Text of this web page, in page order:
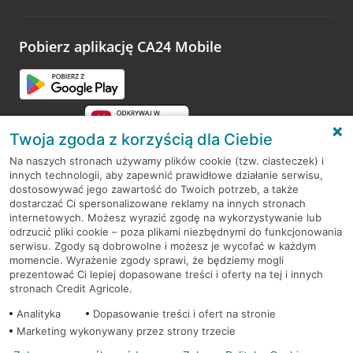
opinie.
Pobierz aplikację CA24 Mobile
RODO
Regulamin serwisu
Mapa serwisu
PolitykaCookies
Twoja zgoda z korzyścią dla Ciebie
Na naszych stronach używamy plików cookie (tzw. ciasteczek) i
innych technologii, aby zapewnić prawidłowe działanie serwisu,
dostosowywać jego zawartość do Twoich potrzeb, a także
dostarczać Ci spersonalizowane reklamy na innych stronach
internetowych. Możesz wyrazić zgodę na wykorzystywanie lub
odrzucić pliki cookie – poza plikami niezbędnymi do funkcjonowania
serwisu. Zgody są dobrowolne i możesz je wycofać w każdym
momencie. Wyrażenie zgody sprawi, że będziemy mogli
prezentować Ci lepiej dopasowane treści i oferty na tej i innych
stronach Credit Agricole.
Analityka
Dopasowanie treści i ofert na stronie
Marketing wykonywany przez strony trzecie